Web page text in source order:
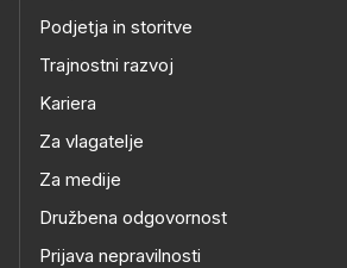
Podjetja in storitve
Trajnostni razvoj
Kariera
Za vlagatelje
Za medije
Družbena odgovornost
Prijava nepravilnosti